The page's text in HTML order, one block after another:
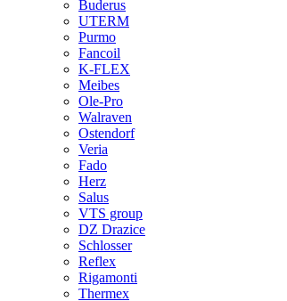
Buderus
UTERM
Purmo
Fancoil
K-FLEX
Meibes
Ole-Pro
Walraven
Ostendorf
Veria
Fado
Herz
Salus
VTS group
DZ Drazice
Schlosser
Reflex
Rigamonti
Thermex